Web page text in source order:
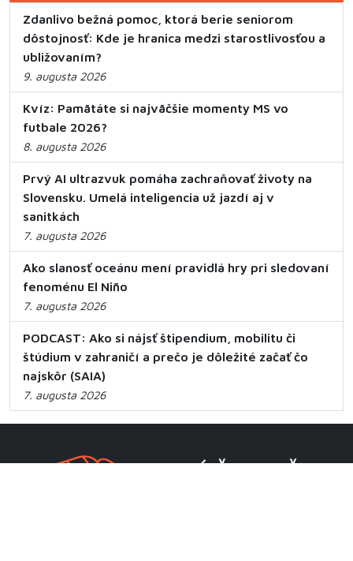
Zdanlivo bežná pomoc, ktorá berie seniorom
dôstojnosť: Kde je hranica medzi starostlivosťou a
ubližovaním?
9. augusta 2026
Kvíz: Pamätáte si najväčšie momenty MS vo
futbale 2026?
8. augusta 2026
Prvý AI ultrazvuk pomáha zachraňovať životy na
Slovensku. Umelá inteligencia už jazdí aj v
sanitkách
7. augusta 2026
Ako slanosť oceánu mení pravidlá hry pri sledovaní
fenoménu El Niño
7. augusta 2026
PODCAST: Ako si nájsť štipendium, mobilitu či
štúdium v zahraničí a prečo je dôležité začať čo
najskôr (SAIA)
7. augusta 2026